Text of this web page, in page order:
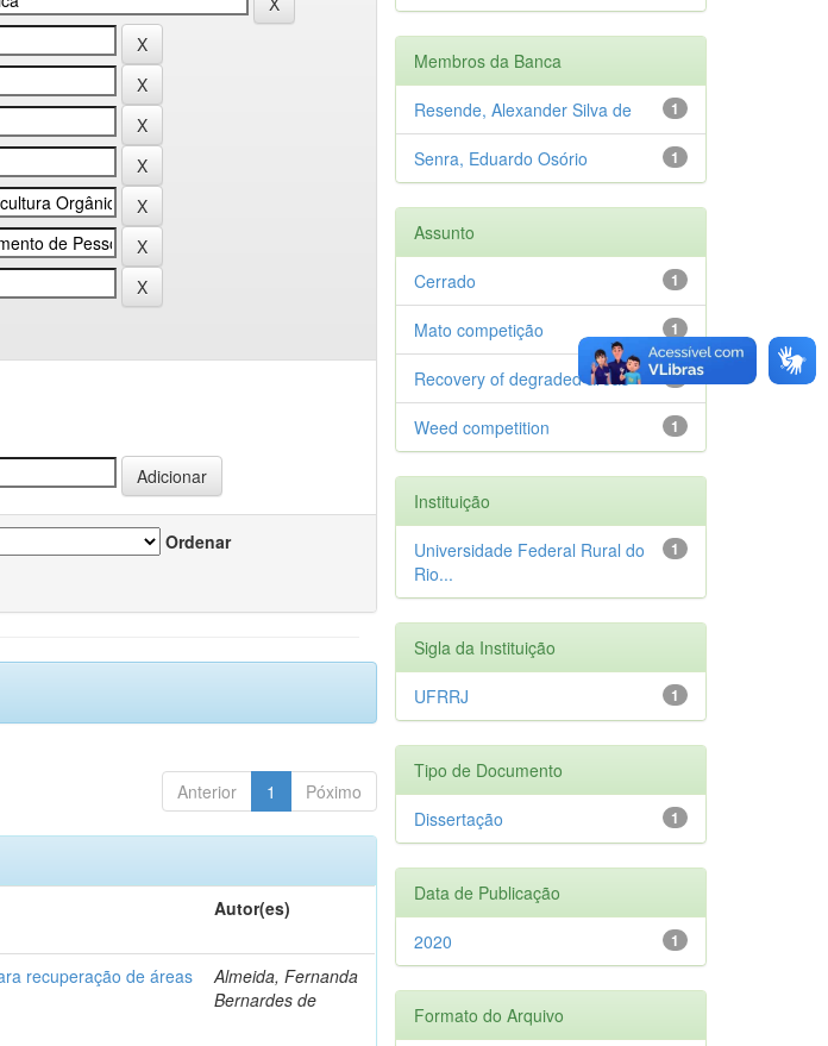
Ordenar
Anterior 1 Póximo
Autor(es)
recuperação de áreas
Almeida, Fernanda
Bernardes de
Membros da Banca
1
Resende, Alexander Silva de
1
Senra, Eduardo Osório
Assunto
1
Cerrado
1
Mato competição
1
Recovery of degraded areas
1
Weed competition
Instituição
1
Universidade Federal Rural do
Rio...
Sigla da Instituição
1
UFRRJ
Tipo de Documento
1
Dissertação
Data de Publicação
1
2020
Formato do Arquivo